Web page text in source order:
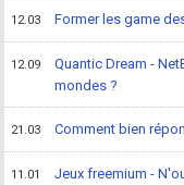
12.03 Former les game
12.09
Quantic Dream -
mondes ?
21.03 Comment bien
11.01 Jeux freemium -